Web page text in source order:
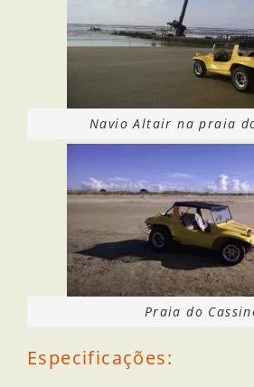
Navio Altair na praia
Praia do
Especificações: